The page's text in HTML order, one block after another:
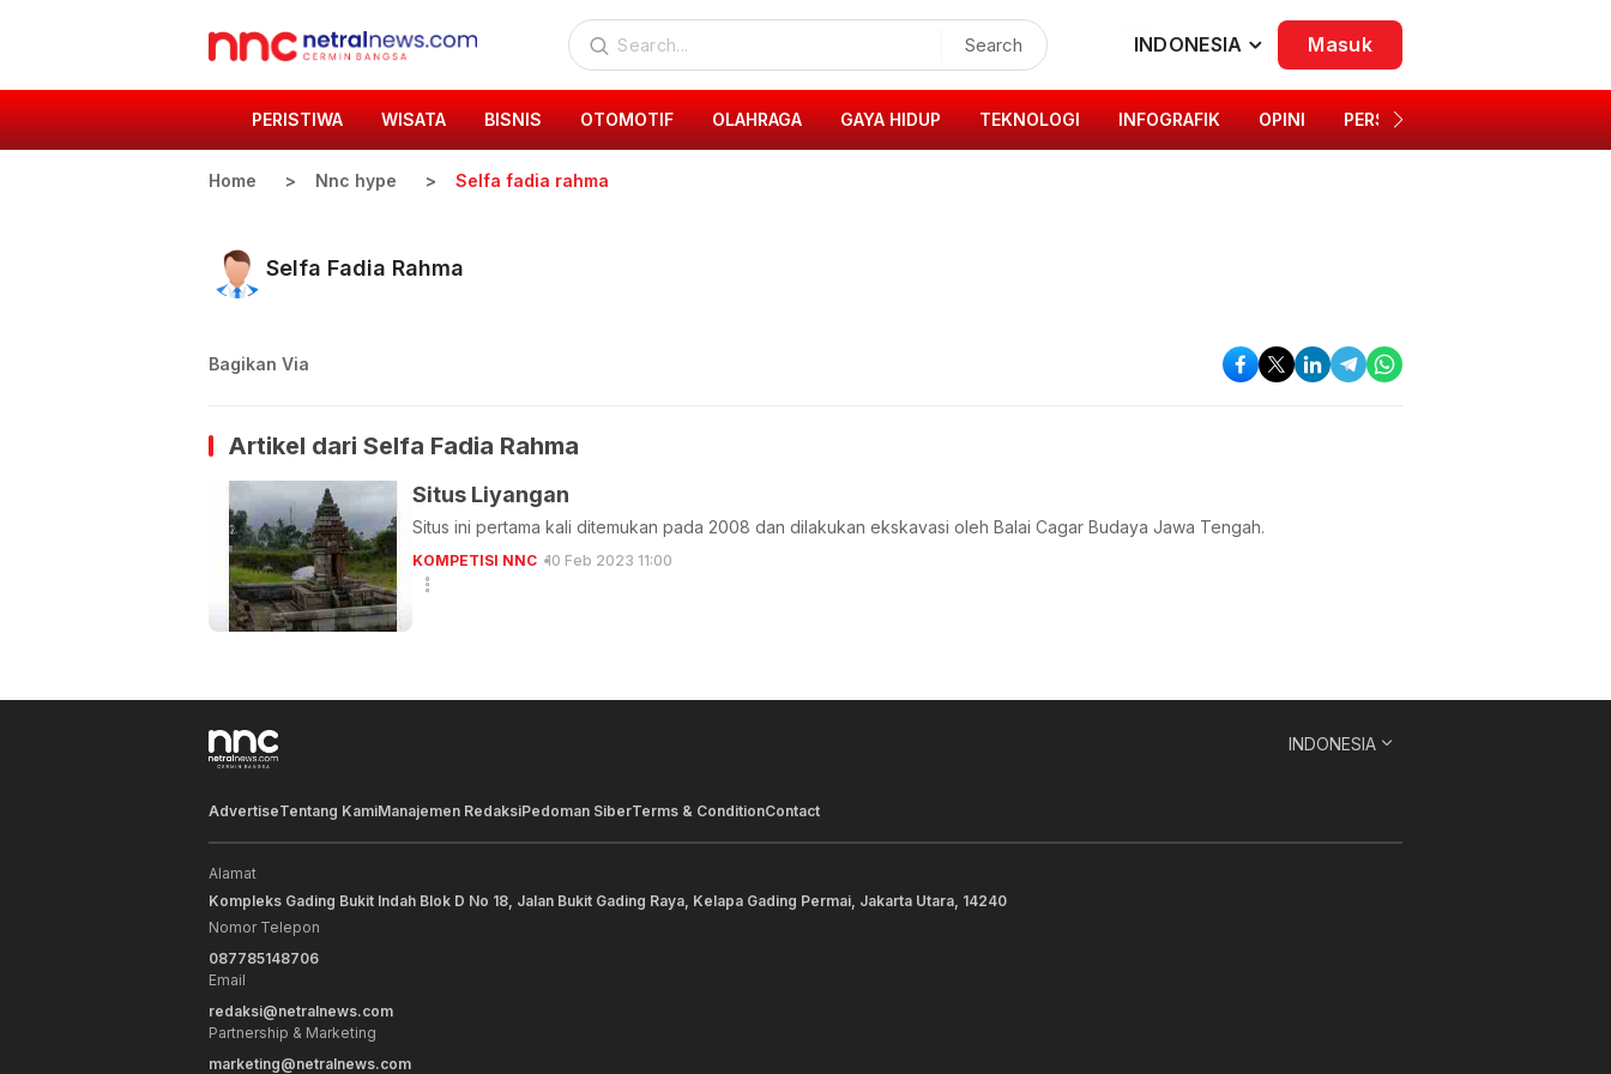
Search INDONESIA Masuk
PERISTIWA WISATA BISNIS OTOMOTIF OLAHRAGA GAYA HIDUP TEKNOLOGI INFOGRAFIK OPINI PERSONA
Home Nnc hype Selfa fadia rahma
Selfa Fadia Rahma
Bagikan Via
Artikel dari Selfa Fadia Rahma
Situs Liyangan
Situs ini pertama kali ditemukan pada 2008 dan dilakukan ekskavasi oleh Balai Cagar Budaya Jawa Tengah.
KOMPETISI NNC 10 Feb 2023 11:00
INDONESIA
AdvertiseTentang KamiManajemen RedaksiPedoman SiberTerms & ConditionContact
Alamat
Kompleks Gading Bukit Indah Blok D No 18, Jalan Bukit Gading Raya, Kelapa Gading Permai, Jakarta Utara, 14240
Nomor Telepon
087785148706
Email
redaksi@netralnews.com
Partnership & Marketing
marketing@netralnews.com